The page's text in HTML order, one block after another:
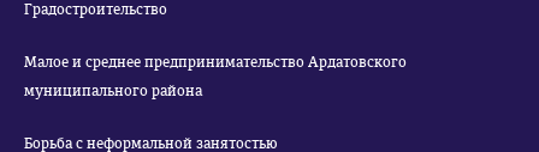
Градостроительство
Малое и среднее предпринимательство Ардатовского
муниципального района
Борьба с неформальной занятостью